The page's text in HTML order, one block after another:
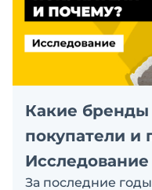
Какие
покупатели и
Исследование
За последние